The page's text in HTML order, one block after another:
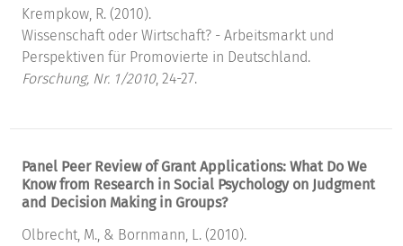
Krempkow, R. (2010).
Wissenschaft oder Wirtschaft? - Arbeitsmarkt und
Perspektiven für Promovierte in Deutschland.
Forschung, Nr. 1/2010, 24-27.
Panel Peer Review of Grant Applications: What Do We
Know from Research in Social Psychology on Judgment
and Decision Making in Groups?
Olbrecht, M., & Bornmann, L. (2010).